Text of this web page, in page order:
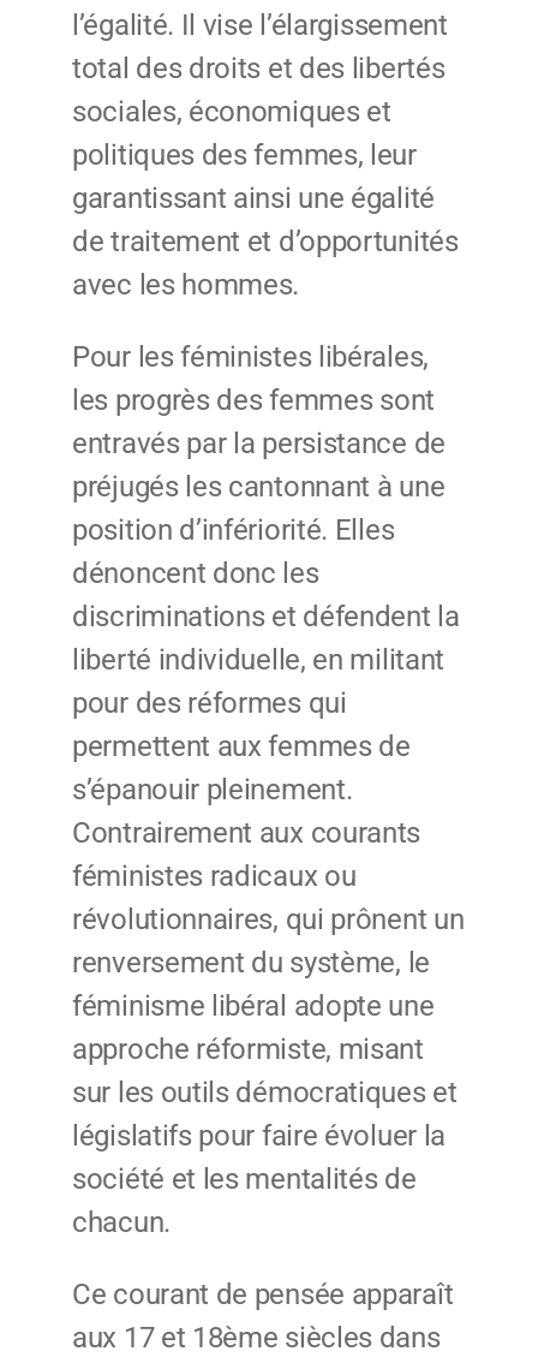
l’égalité. Il vise l’élargissement
total des droits et des libertés
sociales, économiques et
politiques des femmes, leur
garantissant ainsi une égalité
de traitement et d’opportunités
avec les hommes.
Pour les féministes libérales,
les progrès des femmes sont
entravés par la persistance de
préjugés les cantonnant à une
position d’infériorité. Elles
dénoncent donc les
discriminations et défendent la
liberté individuelle, en militant
pour des réformes qui
permettent aux femmes de
s’épanouir pleinement.
Contrairement aux courants
féministes radicaux ou
révolutionnaires, qui prônent un
renversement du système, le
féminisme libéral adopte une
approche réformiste, misant
sur les outils démocratiques et
législatifs pour faire évoluer la
société et les mentalités de
chacun.
Ce courant de pensée apparaît
aux 17 et 18ème siècles dans